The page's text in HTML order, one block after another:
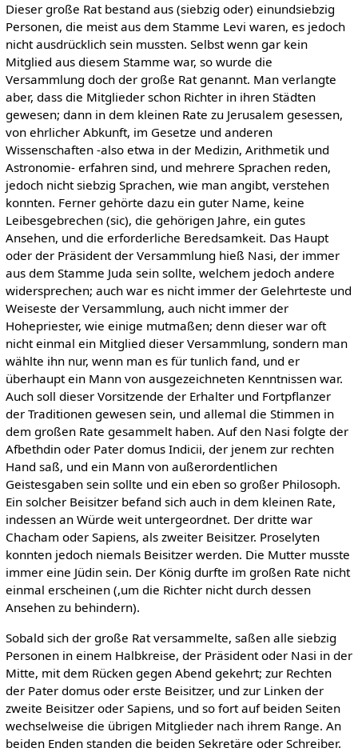
Dieser große Rat bestand aus (siebzig oder) einundsiebzig
Personen, die meist aus dem Stamme Levi waren, es jedoch
nicht ausdrücklich sein mussten. Selbst wenn gar kein
Mitglied aus diesem Stamme war, so wurde die
Versammlung doch der große Rat genannt. Man verlangte
aber, dass die Mitglieder schon Richter in ihren Städten
gewesen; dann in dem kleinen Rate zu Jerusalem gesessen,
von ehrlicher Abkunft, im Gesetze und anderen
Wissenschaften -also etwa in der Medizin, Arithmetik und
Astronomie- erfahren sind, und mehrere Sprachen reden,
jedoch nicht siebzig Sprachen, wie man angibt, verstehen
konnten. Ferner gehörte dazu ein guter Name, keine
Leibesgebrechen (sic), die gehörigen Jahre, ein gutes
Ansehen, und die erforderliche Beredsamkeit. Das Haupt
oder der Präsident der Versammlung hieß Nasi, der immer
aus dem Stamme Juda sein sollte, welchem jedoch andere
widersprechen; auch war es nicht immer der Gelehrteste und
Weiseste der Versammlung, auch nicht immer der
Hohepriester, wie einige mutmaßen; denn dieser war oft
nicht einmal ein Mitglied dieser Versammlung, sondern man
wählte ihn nur, wenn man es für tunlich fand, und er
überhaupt ein Mann von ausgezeichneten Kenntnissen war.
Auch soll dieser Vorsitzende der Erhalter und Fortpflanzer
der Traditionen gewesen sein, und allemal die Stimmen in
dem großen Rate gesammelt haben. Auf den Nasi folgte der
Afbethdin oder Pater domus Indicii, der jenem zur rechten
Hand saß, und ein Mann von außerordentlichen
Geistesgaben sein sollte und ein eben so großer Philosoph.
Ein solcher Beisitzer befand sich auch in dem kleinen Rate,
indessen an Würde weit untergeordnet. Der dritte war
Chacham oder Sapiens, als zweiter Beisitzer. Proselyten
konnten jedoch niemals Beisitzer werden. Die Mutter musste
immer eine Jüdin sein. Der König durfte im großen Rate nicht
einmal erscheinen (,um die Richter nicht durch dessen
Ansehen zu behindern).
Sobald sich der große Rat versammelte, saßen alle siebzig
Personen in einem Halbkreise, der Präsident oder Nasi in der
Mitte, mit dem Rücken gegen Abend gekehrt; zur Rechten
der Pater domus oder erste Beisitzer, und zur Linken der
zweite Beisitzer oder Sapiens, und so fort auf beiden Seiten
wechselweise die übrigen Mitglieder nach ihrem Range. An
beiden Enden standen die beiden Sekretäre oder Schreiber.